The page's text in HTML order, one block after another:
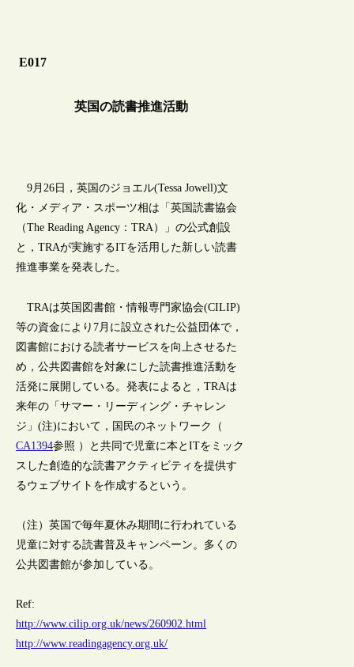
E017
英国の読書推進活動
9月26日，英国のジョエル(Tessa Jowell)文
化・メディア・スポーツ相は「英国読書協会
（The Reading Agency：TRA）」の公式創設
と，TRAが実施するITを活用した新しい読書
推進事業を発表した。
TRAは英国図書館・情報専門家協会(CILIP)
等の資金により7月に設立された公益団体で，
図書館における読者サービスを向上させるた
め，公共図書館を対象にした読書推進活動を
活発に展開している。発表によると，TRAは
来年の「サマー・リーディング・チャレン
ジ」(注)において，国民のネットワーク（
CA1394参照 ）と共同で児童に本とITをミック
スした創造的な読書アクティビティを提供す
るウェブサイトを作成するという。
（注）英国で毎年夏休み期間に行われている
児童に対する読書普及キャンペーン。多くの
公共図書館が参加している。
Ref:
http://www.cilip.org.uk/news/260902.html
http://www.readingagency.org.uk/